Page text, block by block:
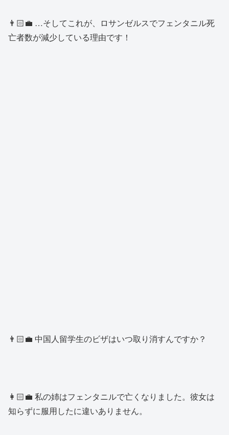
👨🏻‍💼 …そしてこれが、ロサンゼルスでフェンタニル死
亡者数が減少している理由です！
👨🏻‍💼 中国人留学生のビザはいつ取り消すんですか？
👩🏻‍💼 私の姉はフェンタニルで亡くなりました。彼女は
知らずに服用したに違いありません。